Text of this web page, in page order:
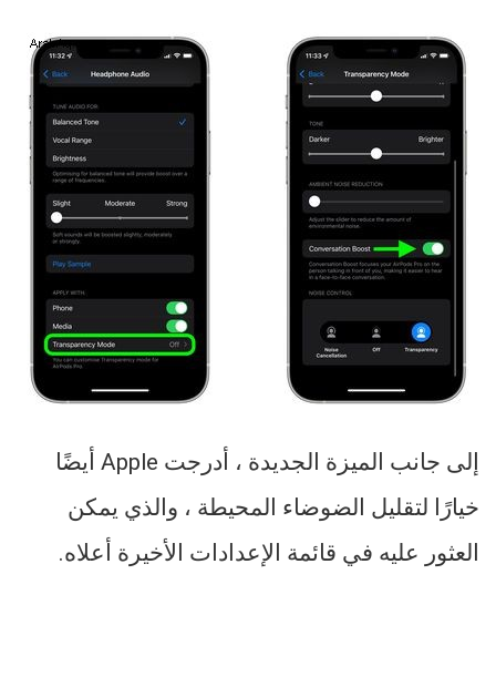
إلى جانب الميزة الجديدة ، أدرجت Apple أيضًا
خيارًا لتقليل الضوضاء المحيطة ، والذي يمكن
العثور عليه في قائمة الإعدادات الأخيرة أعلاه.